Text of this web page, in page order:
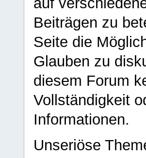
Beiträgen zu
Seite die
Glauben zu
diesem Forum
Vollständigkeit
Informationen.
Unseriöse